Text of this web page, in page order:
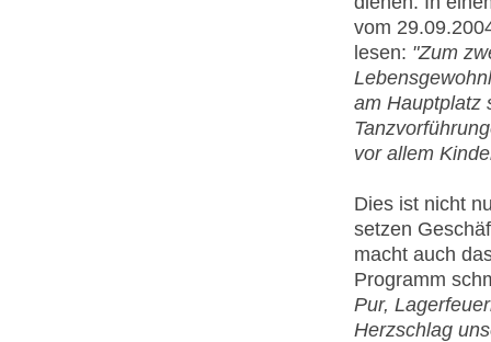
vom
lesen: "Zum
am Hauptplatz
vor allem
Dies ist nicht
setzen
macht auch
Programm
Pur,
Herzschlag